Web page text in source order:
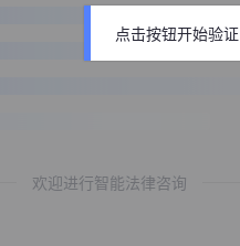
欢迎进行智能法律咨询
点击按钮开始验证